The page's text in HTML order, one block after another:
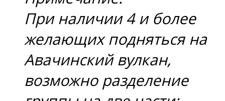
При наличии 4 и более
желающих подняться на
Авачинский вулкан,
возможно разделение